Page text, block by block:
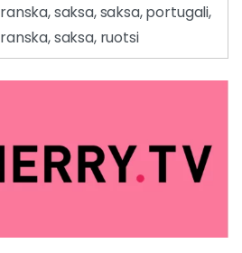
ranska, saksa, saksa, portugali,
ranska, saksa, ruotsi